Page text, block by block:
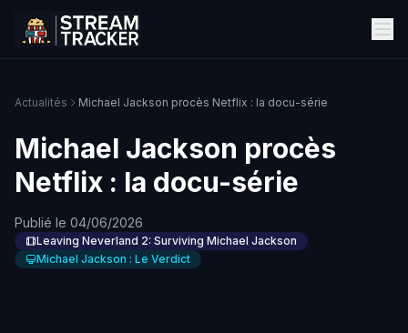
Actualités Michael Jackson procès Netflix : la docu-série
Michael Jackson procès
Netflix : la docu-série
Publié le 04/06/2026
Leaving Neverland 2: Surviving Michael Jackson
Michael Jackson : Le Verdict